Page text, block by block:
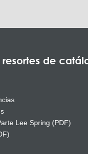
de
Lee Spring (PDF)